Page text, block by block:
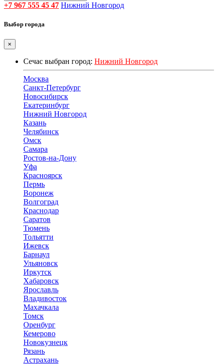
+7 967 555 45 47 Нижний Новгород
Выбор города
×
Сечас выбран город: Нижний Новгород
Москва
Санкт-Петербург
Новосибирск
Екатеринбург
Нижний Новгород
Казань
Челябинск
Омск
Самара
Ростов-на-Дону
Уфа
Красноярск
Пермь
Воронеж
Волгоград
Краснодар
Саратов
Тюмень
Тольятти
Ижевск
Барнаул
Ульяновск
Иркутск
Хабаровск
Ярославль
Владивосток
Махачкала
Томск
Оренбург
Кемерово
Новокузнецк
Рязань
Астрахань